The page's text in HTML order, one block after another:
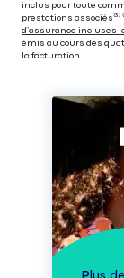
inclus pour toute
prestations associés⁽³⁾
d’assurance incluses
émis au cours des
la facturation.